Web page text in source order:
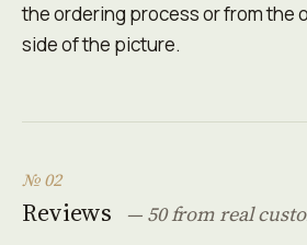
the ordering process or from the
side of the picture.
№ 02
Reviews — 50 from real